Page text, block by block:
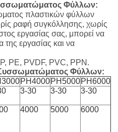
Φύλλων:
πλαστικών φύλλων
ραφή συγκόλλησης, χωρίς
εργασίας σας, μπορεί να
της εργασίας και να
PE, PVDF, PVC, PPN.
Φύλλων:
PH4000PH5000PH6000
3-30 3-30 3-30
4000 5000 6000